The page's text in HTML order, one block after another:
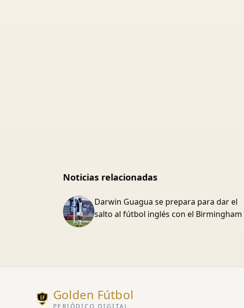
Noticias relacionadas
Darwin Guagua se prepara para dar el
salto al fútbol inglés con el Birmingham
Golden Fútbol
PERIÓDICO DIGITAL